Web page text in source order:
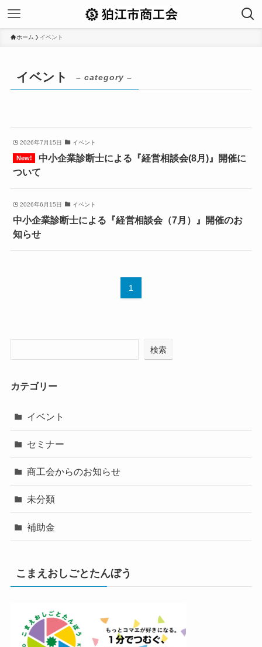
ホーム イベント
イベント – category –
2026年7月15日 イベント
中小企業診断士による『経営相談会(8月)』開催に
ついて
2026年6月15日 イベント
中小企業診断士による『経営相談会（7月）』開催のお
知らせ
1
検索
カテゴリー
イベント
セミナー
商工会からのお知らせ
未分類
補助金
こまえおしごとたんぼう